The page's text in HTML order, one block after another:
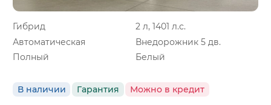
Гибрид
2 л, 1401 л.с.
Автоматическая
Внедорожник 5 дв.
Полный
Белый
В наличии Гарантия Можно в кредит